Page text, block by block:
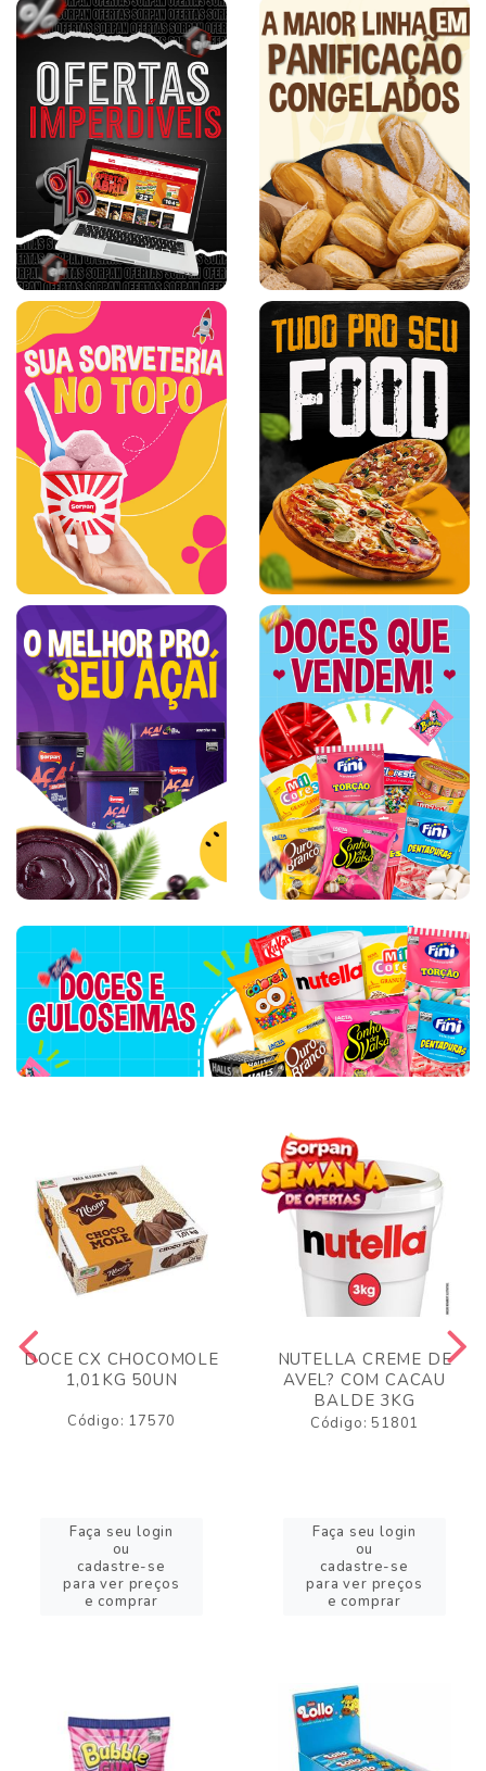
DOCE CX CHOCOMOLE
1,01KG 50UN
Código: 17570
Faça seu login
ou
cadastre-se
para ver preços
e comprar
NUTELLA CREME DE
AVEL? COM CACAU
BALDE 3KG
Código: 51801
Faça seu login
ou
cadastre-se
para ver preços
e comprar